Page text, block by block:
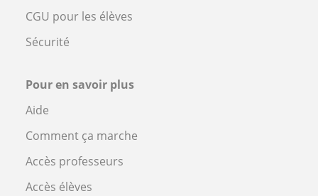
CGU pour les élèves
Sécurité
Pour en savoir plus
Aide
Comment ça marche
Accès professeurs
Accès élèves